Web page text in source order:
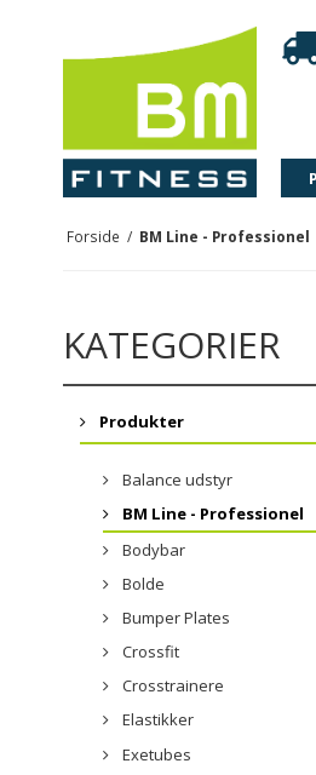
Forside / BM Line - Professionel
KATEGORIER
Produkter
Balance udstyr
BM Line - Professionel
Bodybar
Bolde
Bumper Plates
Crossfit
Crosstrainere
Elastikker
Exetubes